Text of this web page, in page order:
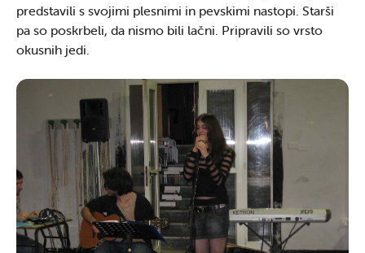
predstavili s svojimi plesnimi in pevskimi nastopi. Starši
pa so poskrbeli, da nismo bili lačni. Pripravili so vrsto
okusnih jedi.